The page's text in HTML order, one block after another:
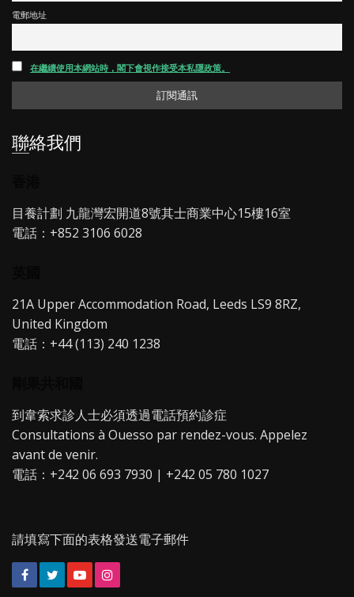
電郵地址
在繼續使用本網站時，閣下會視作接受本私隱政策。
聯絡我們
目養計劃 九龍灣宏開道8號其士商業中心15樓16室
電話：+852 3106 6028
21A Upper Accommodation Road, Leeds LS9 8RZ,
United Kingdom
電話：+44 (113) 240 1238
到韋索求診人士必須透過電話預約診症
Consultations à Ouesso par rendez-vous. Appelez
avant de venir.
電話：+242 06 693 7930 | +242 05 780 1027
請填寫下面的表格發送電子郵件
FacebookTwitterYouTube